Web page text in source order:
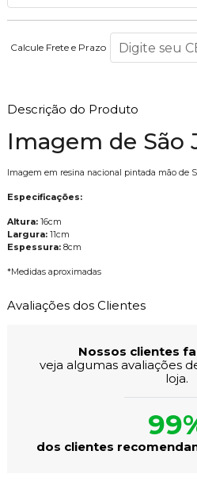
Calcule Frete e Prazo
Descrição do Produto
Imagem de São
Imagem em resina nacional pintada mão de
Especificações:
Altura: 16cm
Largura: 11cm
Espessura: 8cm
*Medidas aproximadas
Avaliações dos Clientes
Nossos clientes
veja algumas avaliações
loja.
dos clientes